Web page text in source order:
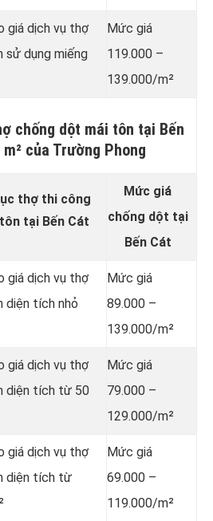
giá dịch vụ thợ
sử dụng miếng
Mức giá
119.000 –
139.000/m²
chống dột mái tôn tại Bến
của Trường Phong
thợ thi công
tại Bến Cát
Mức giá
chống dột tại
Bến Cát
giá dịch vụ thợ
diện tích nhỏ
Mức giá
89.000 –
139.000/m²
giá dịch vụ thợ
diện tích từ 50
Mức giá
79.000 –
129.000/m²
giá dịch vụ thợ
diện tích từ
Mức giá
69.000 –
119.000/m²